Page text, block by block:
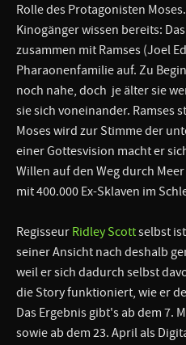
Rolle des Protagonisten
Kinogänger wissen bereits:
zusammen mit Ramses (Joel
Pharaonenfamilie auf. Zu
noch nahe, doch je älter sie
sie sich voneinander. Ramses
Moses wird zur Stimme der
einer Gottesvision macht er
Willen auf den Weg durch
mit 400.000 Ex-Sklaven im
Regisseur Ridley Scottselbst
seiner Ansicht nach deshalb
weil er sich dadurch selbst
die Story funktioniert, wie er
Das Ergebnis gibt's ab dem 7.
sowie ab dem 23. April als